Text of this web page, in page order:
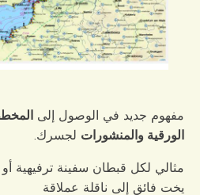
مفهوم جديد في الوصول إلى
الورقية والمنشورات لجسرك.
مثالي لكل قبطان سفينة ترفيهية
يخت فائق إلى ناقلة عملاقة